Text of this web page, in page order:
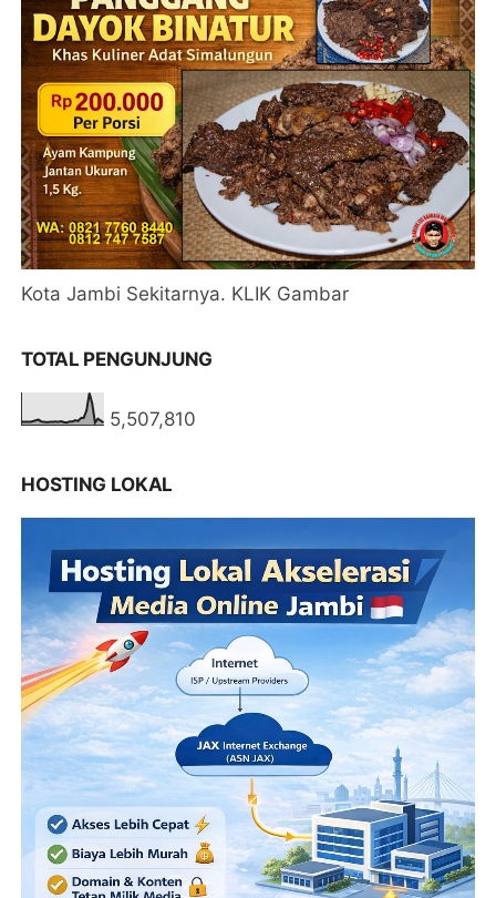
Kota Jambi Sekitarnya. KLIK Gambar
TOTAL PENGUNJUNG
5,507,810
HOSTING LOKAL